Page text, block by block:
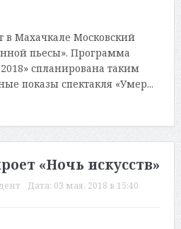
в Махачкале Московский
пьесы». Программа
спланирована таким
показы спектакля «Умер...
«Ночь искусств»
Дата: 03 мая, 2018 в 15:40